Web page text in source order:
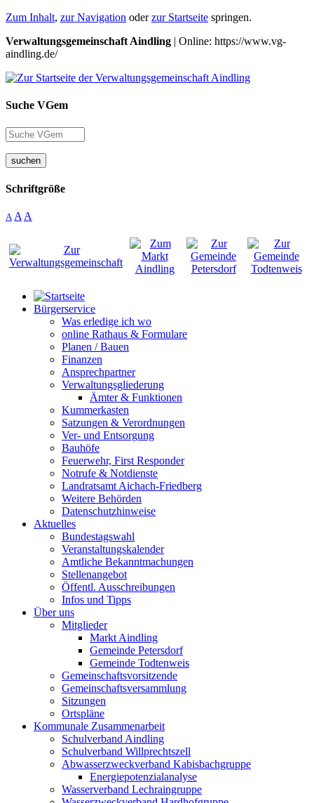
Zum Inhalt, zur Navigation oderzur Startseite springen.
Verwaltungsgemeinschaft Aindling | Online: https://www.vg-
aindling.de/
Suche VGem
suchen
Schriftgröße
A A A
Bürgerservice
Was erledige ich wo
online Rathaus & Formulare
Planen / Bauen
Finanzen
Ansprechpartner
Verwaltungsgliederung
Ämter & Funktionen
Kummerkasten
Satzungen & Verordnungen
Ver- und Entsorgung
Bauhöfe
Feuerwehr, First Responder
Notrufe & Notdienste
Landratsamt Aichach-Friedberg
Weitere Behörden
Datenschutzhinweise
Aktuelles
Bundestagswahl
Veranstaltungskalender
Amtliche Bekanntmachungen
Stellenangebot
Öffentl. Ausschreibungen
Infos und Tipps
Über uns
Mitglieder
Markt Aindling
Gemeinde Petersdorf
Gemeinde Todtenweis
Gemeinschaftsvorsitzende
Gemeinschaftsversammlung
Sitzungen
Ortspläne
Kommunale Zusammenarbeit
Schulverband Aindling
Schulverband Willprechtszell
Abwasserzweckverband Kabisbachgruppe
Energiepotenzialanalyse
Wasserverband Lechraingruppe